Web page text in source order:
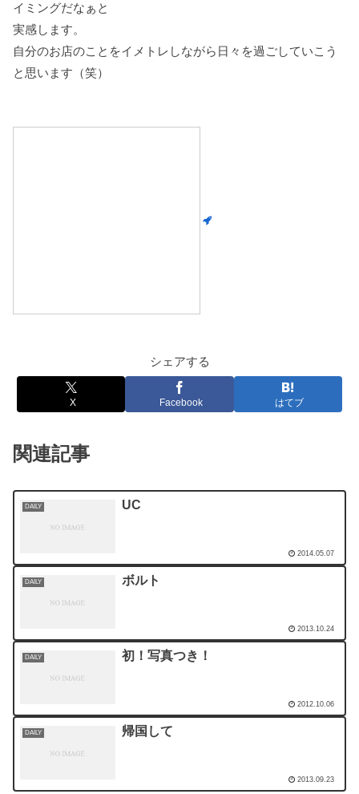
イミングだなぁと
実感します。
自分のお店のことをイメトレしながら日々を過ごしていこう
と思います（笑）
シェアする
X Facebook はてブ
関連記事
DAILY UC
2014.05.07
DAILY ボルト
2013.10.24
DAILY 初！写真つき！
2012.10.06
DAILY 帰国して
2013.09.23